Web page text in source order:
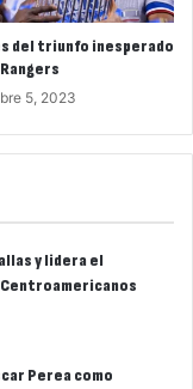
del triunfo inesperado
5, 2023
y lidera el
Perea como